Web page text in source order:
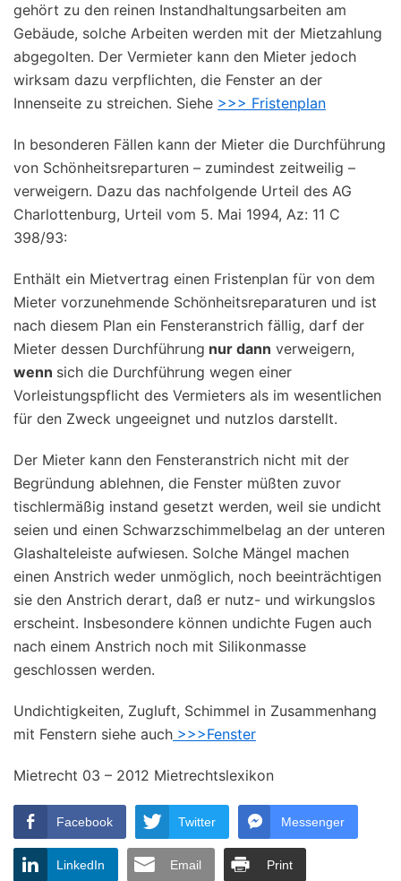
gehört zu den reinen Instandhaltungsarbeiten am
Gebäude, solche Arbeiten werden mit der Mietzahlung
abgegolten. Der Vermieter kann den Mieter jedoch
wirksam dazu verpflichten, die Fenster an der
Innenseite zu streichen. Siehe >>> Fristenplan
In besonderen Fällen kann der Mieter die Durchführung
von Schönheitsreparturen – zumindest zeitweilig –
verweigern. Dazu das nachfolgende Urteil des AG
Charlottenburg, Urteil vom 5. Mai 1994, Az: 11 C
398/93:
Enthält ein Mietvertrag einen Fristenplan für von dem
Mieter vorzunehmende Schönheitsreparaturen und ist
nach diesem Plan ein Fensteranstrich fällig, darf der
Mieter dessen Durchführung nur dann verweigern,
wenn sich die Durchführung wegen einer
Vorleistungspflicht des Vermieters als im wesentlichen
für den Zweck ungeeignet und nutzlos darstellt.
Der Mieter kann den Fensteranstrich nicht mit der
Begründung ablehnen, die Fenster müßten zuvor
tischlermäßig instand gesetzt werden, weil sie undicht
seien und einen Schwarzschimmelbelag an der unteren
Glashalteleiste aufwiesen. Solche Mängel machen
einen Anstrich weder unmöglich, noch beeinträchtigen
sie den Anstrich derart, daß er nutz- und wirkungslos
erscheint. Insbesondere können undichte Fugen auch
nach einem Anstrich noch mit Silikonmasse
geschlossen werden.
Undichtigkeiten, Zugluft, Schimmel in Zusammenhang
mit Fenstern siehe auch >>>Fenster
Mietrecht 03 – 2012 Mietrechtslexikon
Facebook Twitter Messenger
LinkedIn Email Print